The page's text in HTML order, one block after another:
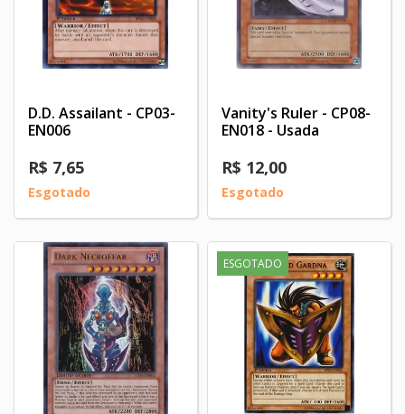
D.D. Assailant - CP03-
EN006
R$ 7,65
Esgotado
Vanity's Ruler - CP08-
EN018 - Usada
R$ 12,00
Esgotado
ESGOTADO